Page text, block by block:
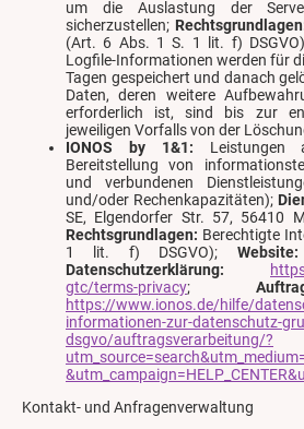
um die Auslastung der
sicherzustellen;
(Art. 6 Abs. 1 S. 1 lit. f)
Logfile-Informationen werden für
Tagen gespeichert und danach
Daten, deren weitere
erforderlich ist, sind bis zur
jeweiligen Vorfalls von der
IONOS by 1&1:
Bereitstellung von
und verbundenen
und/oder Rechenkapazitäten);
SE, Elgendorfer Str. 57, 56410
Rechtsgrundlagen: Berechtigte
1 lit. f) DSGVO); Website:
Datenschutzerklärung:
gtc/terms-privacy;
https://www.ionos.de/hilfe/
informationen-zur-datenschutz-
dsgvo/auftragsverarbeitung/?
Kontakt- und Anfragenverwaltung